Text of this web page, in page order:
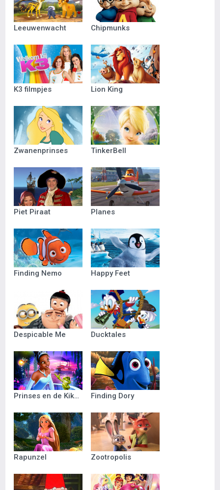
Leeuwenwacht Chipmunks
K3 filmpjes Lion King
Zwanenprinses TinkerBell
Piet Piraat Planes
Finding Nemo Happy Feet
Despicable Me Ducktales
Prinses en de Kikker Finding Dory
Rapunzel Zootropolis